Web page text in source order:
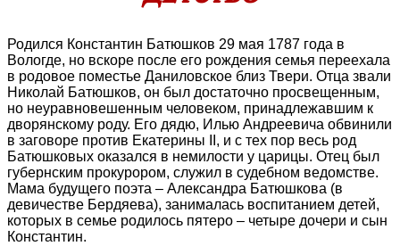
Родился Константин Батюшков 29 мая 1787 года в
Вологде, но вскоре после его рождения семья переехала
в родовое поместье Даниловское близ Твери. Отца звали
Николай Батюшков, он был достаточно просвещенным,
но неуравновешенным человеком, принадлежавшим к
дворянскому роду. Его дядю, Илью Андреевича обвинили
в заговоре против Екатерины II, и с тех пор весь род
Батюшковых оказался в немилости у царицы. Отец был
губернским прокурором, служил в судебном ведомстве.
Мама будущего поэта – Александра Батюшкова (в
девичестве Бердяева), занималась воспитанием детей,
которых в семье родилось пятеро – четыре дочери и сын
Константин.